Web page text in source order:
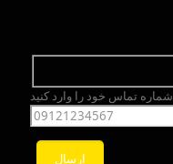
شماره تماس خود را وارد کنید